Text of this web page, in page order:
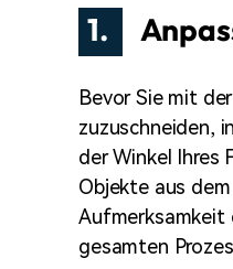
1.
Bevor Sie mit
zuzuschneiden,
der Winkel Ihres
Objekte aus
Aufmerksamkeit
gesamten